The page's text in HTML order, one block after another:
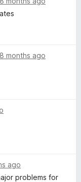
8 months ago
ago
problems for